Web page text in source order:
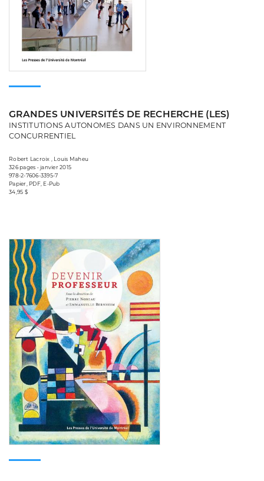
GRANDES UNIVERSITÉS DE RECHERCHE (LES)
INSTITUTIONS AUTONOMES DANS UN ENVIRONNEMENT
CONCURRENTIEL
Robert Lacroix , Louis Maheu
326 pages • janvier 2015
978-2-7606-3395-7
Papier, PDF, E-Pub
34,95 $